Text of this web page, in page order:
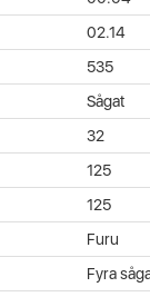
02.14
535
Sågat
32
125
125
Furu
Fyra